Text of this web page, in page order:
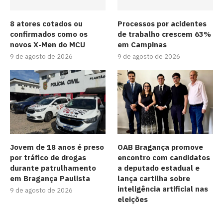
8 atores cotados ou
confirmados como os
novos X-Men do MCU
9 de agosto de 2026
Processos por acidentes
de trabalho crescem 63%
em Campinas
9 de agosto de 2026
Jovem de 18 anos é preso
por tráfico de drogas
durante patrulhamento
em Bragança Paulista
9 de agosto de 2026
OAB Bragança promove
encontro com candidatos
a deputado estadual e
lança cartilha sobre
inteligência artificial nas
eleições